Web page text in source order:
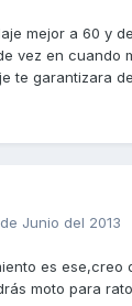
mejor a 60 y
vez en cuando
te garantizara
Junio del 2013
es ese,creo
moto para